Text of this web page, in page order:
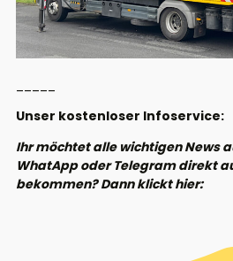
Unser kostenloser Infoservice:
Ihr möchtet alle wichtigen News
WhatApp oder Telegram direkt
bekommen? Dann klickt hier: